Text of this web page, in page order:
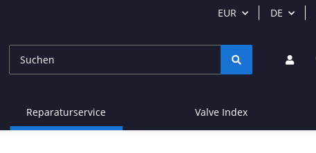
EUR DE
Reparaturservice Valve Index